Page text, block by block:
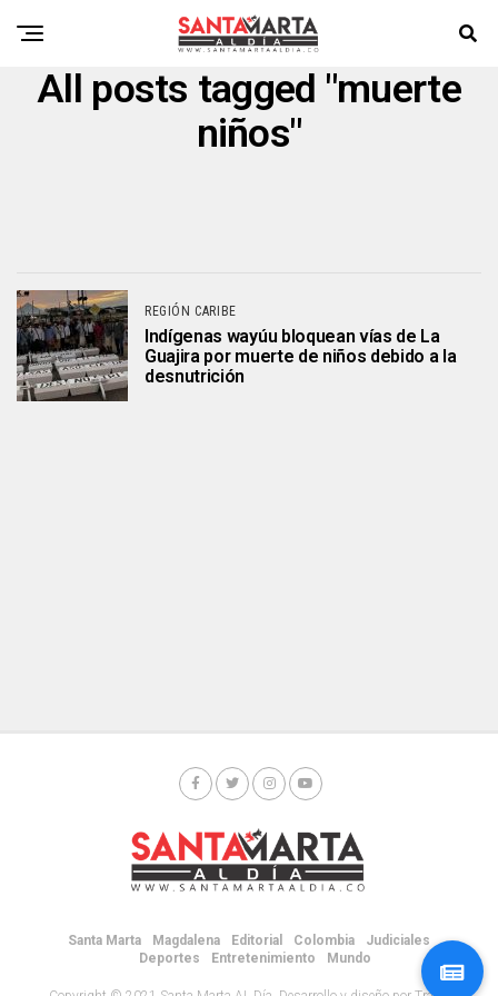
All posts tagged "muerte
niños"
REGIÓN CARIBE
Indígenas wayúu bloquean vías de La
Guajira por muerte de niños debido a la
desnutrición
Santa Marta Magdalena Editorial Colombia
Judiciales
Deportes
Entretenimiento Mundo